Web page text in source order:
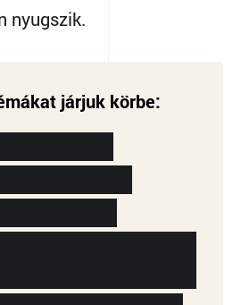
nyugszik.
járjuk körbe: